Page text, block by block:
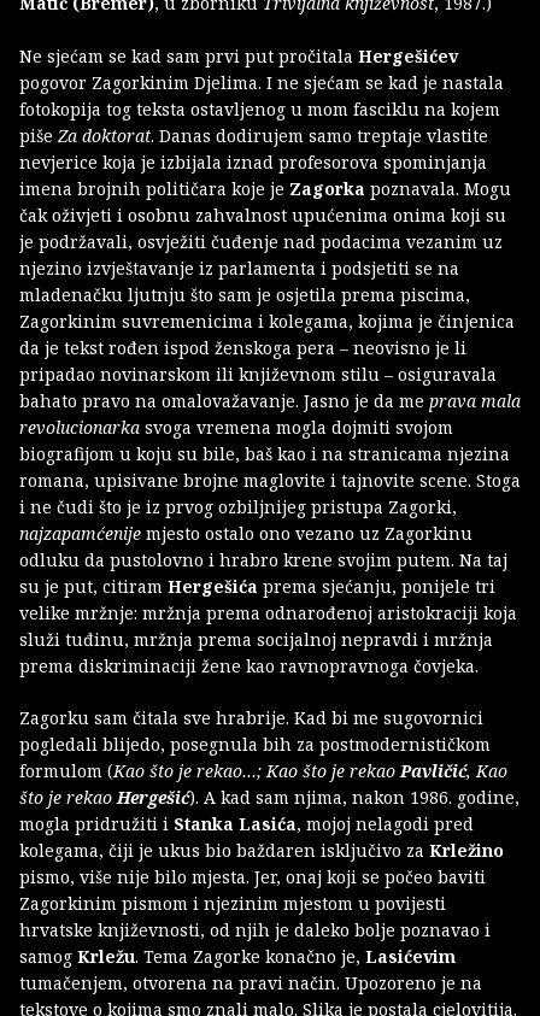
Ne sjećam se kad sam prvi put pročitala Hergešićev
pogovor Zagorkinim Djelima. I ne sjećam se kad je nastala
fotokopija tog teksta ostavljenog u mom fasciklu na kojem
pišeZa doktorat. Danas dodirujem samo treptaje vlastite
nevjerice koja je izbijala iznad profesorova spominjanja
imena brojnih političara koje je Zagorka poznavala. Mogu
čak oživjeti i osobnu zahvalnost upućenima onima koji su
je podržavali, osvježiti čuđenje nad podacima vezanim uz
njezino izvještavanje iz parlamenta i podsjetiti se na
mladenačku ljutnju što sam je osjetila prema piscima,
Zagorkinim suvremenicima i kolegama, kojima je činjenica
da je tekst rođen ispod ženskoga pera – neovisno je li
pripadao novinarskom ili književnom stilu – osiguravala
bahato pravo na omalovažavanje. Jasno je da me prava mala
revolucionarka svoga vremena mogla dojmiti svojom
biografijom u koju su bile, baš kao i na stranicama njezina
romana, upisivane brojne maglovite i tajnovite scene. Stoga
i ne čudi što je iz prvog ozbiljnijeg pristupa Zagorki,
najzapamćenije mjesto ostalo ono vezano uz Zagorkinu
odluku da pustolovno i hrabro krene svojim putem. Na taj
su je put, citiram Hergešića prema sjećanju, ponijele tri
velike mržnje: mržnja prema odnarođenoj aristokraciji koja
služi tuđinu, mržnja prema socijalnoj nepravdi i mržnja
prema diskriminaciji žene kao ravnopravnoga čovjeka.
Zagorku sam čitala sve hrabrije. Kad bi me sugovornici
pogledali blijedo, posegnula bih za postmodernističkom
formulom (Kao što je rekao…; Kao što je rekaoPavličić, Kao
što je rekaoHergešić). A kad sam njima, nakon 1986. godine,
mogla pridružiti i Stanka Lasića, mojoj nelagodi pred
kolegama, čiji je ukus bio baždaren isključivo za Krležino
pismo, više nije bilo mjesta. Jer, onaj koji se počeo baviti
Zagorkinim pismom i njezinim mjestom u povijesti
hrvatske književnosti, od njih je daleko bolje poznavao i
samog Krležu. Tema Zagorke konačno je, Lasićevim
tumačenjem, otvorena na pravi način. Upozoreno je na
tekstove o kojima smo znali malo. Slika je postala cjelovitija.